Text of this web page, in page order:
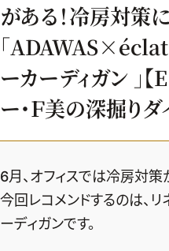
50代なに着てる？
ファッション特集
エイジングケア
メイク
50代ベストコスメ
ヘルスケアTOPICS
更年期
ストレッチ・エクササイ
ダイエット
50代健康のお悩み
ライフスタイル
車・家電
ゴルフ
住まい
カルチャー
50代のお悩み
エクラ 華組
エクラ 華組メンバー一
チームJマダム
チームJマダムランキン
チームJマダム特集
編集長コラム
あら、素敵☆ 手帖
占い
イヴルルド遙華の12星
試し読み
がある！冷房対策に
「ADAWAS×éclat
ーカーディガン 」
ー・Ｆ美の深掘りダ
6月、オフィスでは冷房対策
今回レコメンドするのは、
ーディガンです。